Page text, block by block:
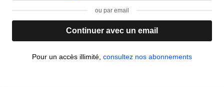
ou par email
Continuer avec un email
Pour un accès illimité, consultez nos abonnements